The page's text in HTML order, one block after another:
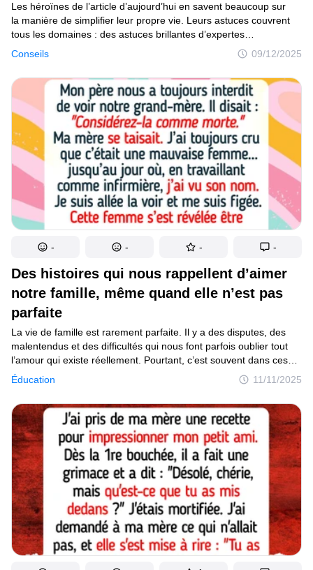
Conseils 09/12/2025
Les héroïnes de l’article d’aujourd’hui en savent beaucoup sur
la manière de simplifier leur propre vie. Leurs astuces couvrent
tous les domaines : des astuces brillantes d’expertes
en préparation de repas, aux conseils d’une maman
expérimentée sur la façon de s’assurer que ton enfant est visible
même dans le noir. Et en bonus, tu recevras des conseils d’une
belle-mère très avisée.
Des histoires qui nous rappellent d’aimer
notre famille, même quand elle n’est pas
parfaite
Éducation 11/11/2025
La vie de famille est rarement parfaite. Il y a des disputes, des
malentendus et des difficultés qui nous font parfois oublier tout
l’amour qui existe réellement. Pourtant, c’est souvent dans ces
moments d’imperfection que se révèlent les leçons les plus
précieuses.Ces histoires capturent la beauté cachée au cœur
du quotidien familial — les sacrifices, les rires et ces petits gestes
qui nous rappellent à quel point nous sommes profondément liés.
- - - -